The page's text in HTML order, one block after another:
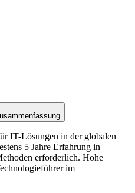
IT-Lösungen in der globalen
5 Jahre Erfahrung in
erforderlich. Hohe
im